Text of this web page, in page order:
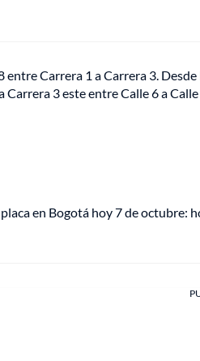
entre Carrera 1 a Carrera 3.
Carrera 3 este entre Calle 6 a
en Bogotá hoy 7 de octubre: